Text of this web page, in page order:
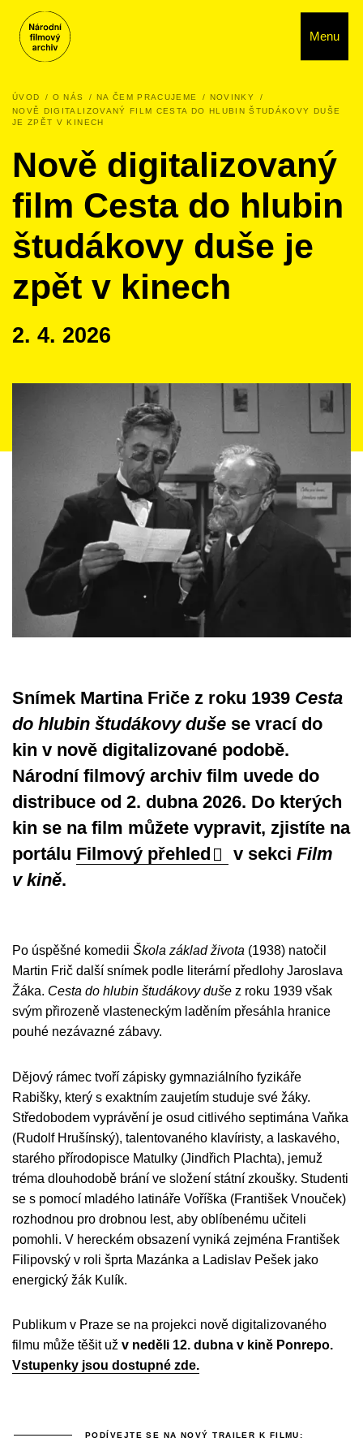
Menu
ÚVOD O NÁS NA ČEM PRACUJEME
NOVINKY
NOVĚ DIGITALIZOVANÝ FILM CESTA DO HLUBIN ŠTUDÁKOVY DUŠE
JE ZPĚT V KINECH
Nově digitalizovaný
film Cesta do hlubin
študákovy duše je
zpět v kinech
2. 4. 2026
Snímek Martina Friče z roku 1939 Cesta
do hlubin študákovy duše se vrací do
kin v nově digitalizované podobě.
Národní filmový archiv film uvede do
distribuce od 2. dubna 2026. Do kterých
kin se na film můžete vypravit, zjistíte na
portálu Filmový přehled v sekci Film
v kině.
Po úspěšné komedii Škola základ života (1938) natočil
Martin Frič další snímek podle literární předlohy Jaroslava
Žáka. Cesta do hlubin študákovy duše z roku 1939 však
svým přirozeně vlasteneckým laděním přesáhla hranice
pouhé nezávazné zábavy.
Dějový rámec tvoří zápisky gymnaziálního fyzikáře
Rabišky, který s exaktním zaujetím studuje své žáky.
Středobodem vyprávění je osud citlivého septimána Vaňka
(Rudolf Hrušínský), talentovaného klavíristy, a laskavého,
starého přírodopisce Matulky (Jindřich Plachta), jemuž
tréma dlouhodobě brání ve složení státní zkoušky. Studenti
se s pomocí mladého latináře Voříška (František Vnouček)
rozhodnou pro drobnou lest, aby oblíbenému učiteli
pomohli. V hereckém obsazení vyniká zejména František
Filipovský v roli šprta Mazánka a Ladislav Pešek jako
energický žák Kulík.
Publikum v Praze se na projekci nově digitalizovaného
filmu může těšit už v neděli 12. dubna v kině Ponrepo.
Vstupenky jsou dostupné zde.
PODÍVEJTE SE NA NOVÝ TRAILER K FILMU: